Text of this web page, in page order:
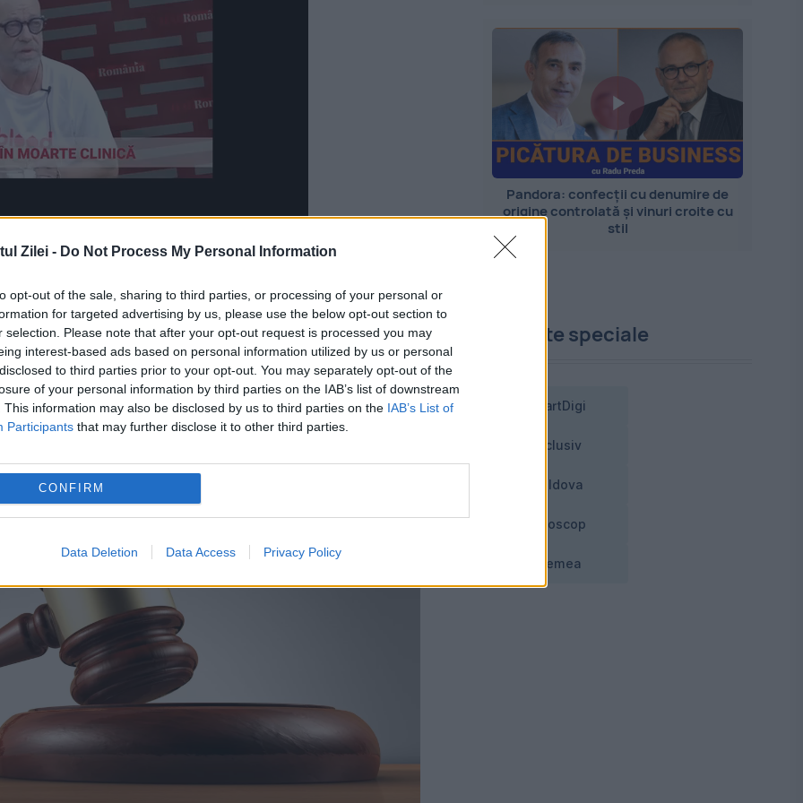
Zilei - Do Not Process My Personal Information
opt-out of the sale, sharing to third parties, or processing of your personal or
for targeted advertising by us, please use the below opt-out section to
selection. Please note that after your opt-out request is processed you may
interest-based ads based on personal information utilized by us or personal
to third parties prior to your opt-out. You may separately opt-out of the
of your personal information by third parties on the IAB’s list of downstream
This information may also be disclosed by us to third parties on the IAB’s List of
Participants that may further disclose it to other third parties.
CONFIRM
Data Deletion Data Access Privacy Policy
procese
acțiune formulată de o agenție imobiliară.
2.000 de euro.
Pandora: confecții cu denumire de
origine controlată și vinuri croite cu
stil
Proiecte speciale
SmartDigi
Exclusiv
Moldova
Horoscop
Vremea